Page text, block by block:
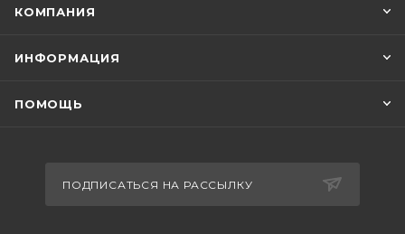
КОМПАНИЯ
ИНФОРМАЦИЯ
ПОМОЩЬ
ПОДПИСАТЬСЯ НА РАССЫЛКУ